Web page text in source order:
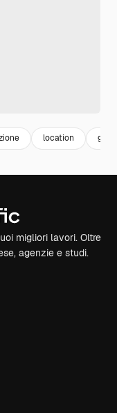
location gps
migliori lavori. Oltre
agenzie e studi.